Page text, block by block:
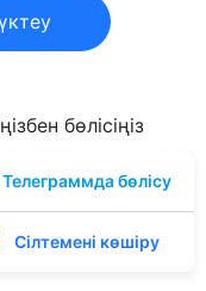
бөлісіңіз
Телеграммда бөлісу
Сілтемені көшіру